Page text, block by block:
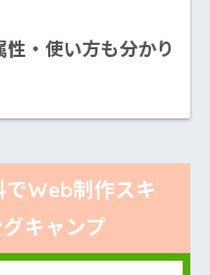
・使い方も分かり
でWeb制作スキ
キャンプ